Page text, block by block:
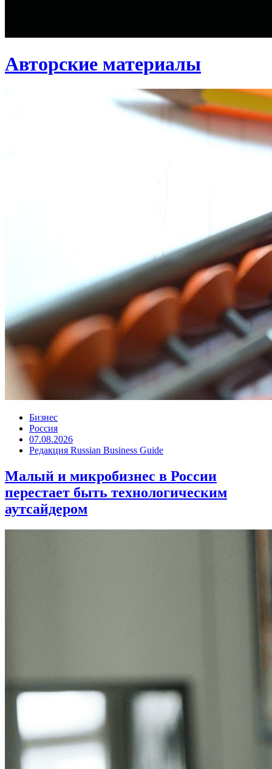
Авторские материалы
Бизнес
Россия
07.08.2026
Редакция Russian Business Guide
Малый и микробизнес в России
перестает быть технологическим
аутсайдером